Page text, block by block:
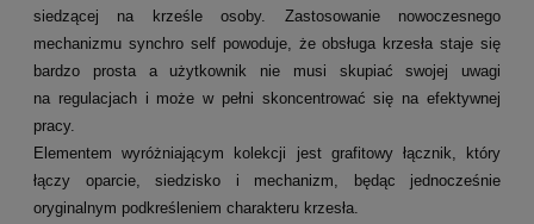
siedzącej na krześle osoby. Zastosowanie nowoczesnego
mechanizmu synchro self powoduje, że obsługa krzesła staje się
bardzo prosta a użytkownik nie musi skupiać swojej uwagi
na regulacjach i może w pełni skoncentrować się na efektywnej
pracy.
Elementem wyróżniającym kolekcji jest grafitowy łącznik, który
łączy oparcie, siedzisko i mechanizm, będąc jednocześnie
oryginalnym podkreśleniem charakteru krzesła.